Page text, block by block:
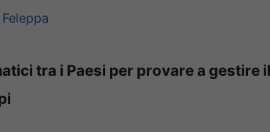
tra i Paesi per provare a gestire